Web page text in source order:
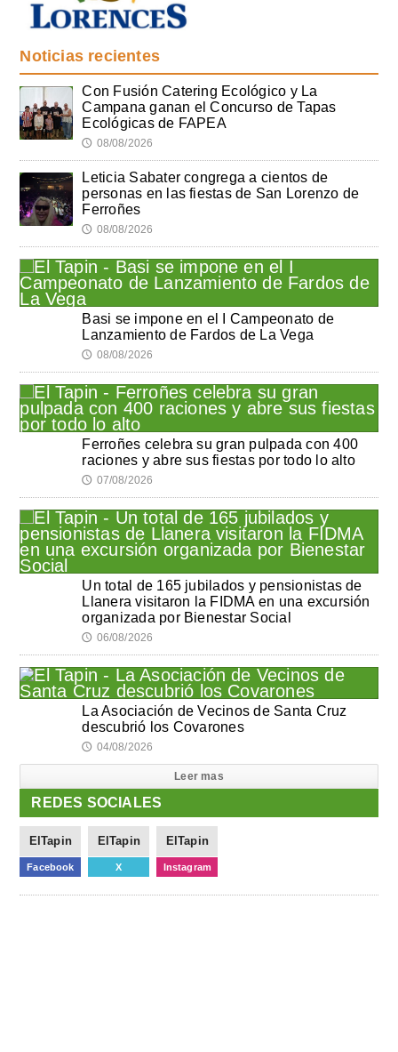
Noticias recientes
Con Fusión Catering Ecológico y La
Campana ganan el Concurso de Tapas
Ecológicas de FAPEA
🕔 08/08/2026
Leticia Sabater congrega a cientos de
personas en las fiestas de San Lorenzo de
Ferroñes
🕔 08/08/2026
Basi se impone en el I Campeonato de
Lanzamiento de Fardos de La Vega
🕔 08/08/2026
Ferroñes celebra su gran pulpada con 400
raciones y abre sus fiestas por todo lo alto
🕔 07/08/2026
Un total de 165 jubilados y pensionistas de
Llanera visitaron la FIDMA en una excursión
organizada por Bienestar Social
🕔 06/08/2026
La Asociación de Vecinos de Santa Cruz
descubrió los Covarones
🕔 04/08/2026
Leer mas
REDES SOCIALES
ElTapin
Facebook
ElTapin
X
ElTapin
Instagram